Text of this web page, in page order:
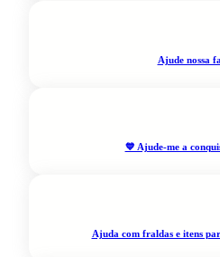
Ajude nossa
💙 Ajude-me a
Ajuda com fraldas e itens